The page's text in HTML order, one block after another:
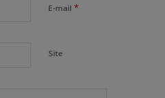
E-mail *
Site